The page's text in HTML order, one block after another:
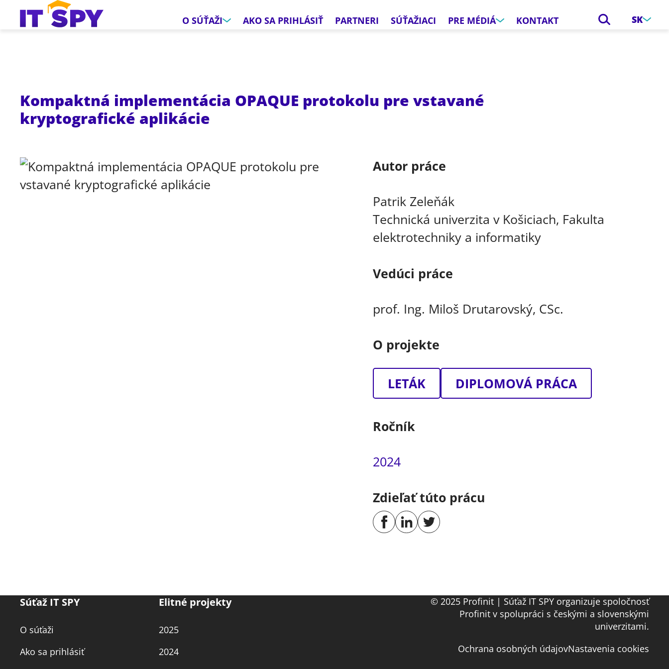
O SÚŤAŽI AKO SA PRIHLÁSIŤ PARTNERI SÚŤAŽIACI PRE MÉDIÁ KONTAKT SK
Kompaktná implementácia OPAQUE protokolu pre vstavané
kryptografické aplikácie
Autor práce
Patrik Zeleňák
Technická univerzita v Košiciach, Fakulta
elektrotechniky a informatiky
Vedúci práce
prof. Ing. Miloš Drutarovský, CSc.
O projekte
LETÁK DIPLOMOVÁ PRÁCA
Ročník
2024
Zdieľať túto prácu
Súťaž IT SPY
O súťaži
Ako sa prihlásiť
Elitné projekty
2025
2024
© 2025 Profinit | Súťaž IT SPY organizuje spoločnosť
Profinit v spolupráci s českými a slovenskými
univerzitami.
Ochrana osobných údajovNastavenia cookies